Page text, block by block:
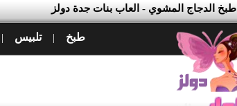
طبخ الدجاج المشوي - العاب بنات جدة دولز
طبخ | تلبيس |